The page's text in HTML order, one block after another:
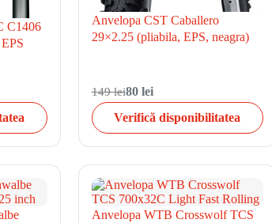
C1406
Anvelopa CST Caballero
29×2.25 (pliabila, EPS, neagra)
149 lei80 lei
Verifică disponibilitatea
Anvelopa WTB Crosswolf TCS